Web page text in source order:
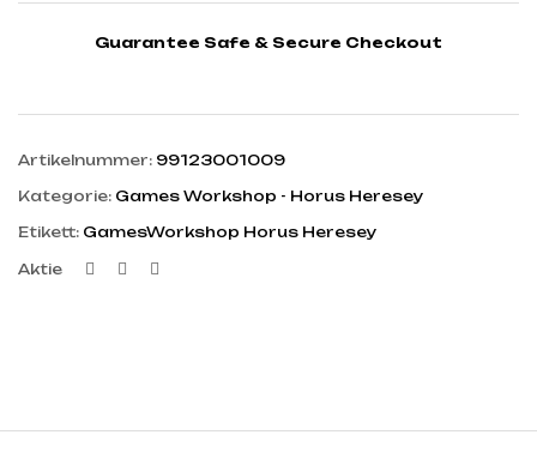
Guarantee Safe & Secure Checkout
Artikelnummer: 99123001009
Kategorie: Games Workshop - Horus Heresey
Etikett: GamesWorkshop Horus Heresey
Aktie Facebook
Twitter